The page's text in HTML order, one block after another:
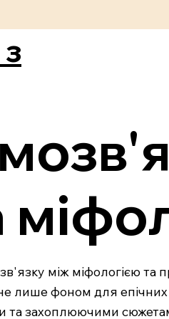
між міфологією
лише фоном для
та захоплюючими